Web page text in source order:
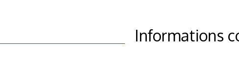
Informations